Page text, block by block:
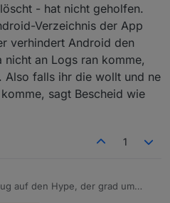
- hat nicht geholfen.
Verzeichnis der App
verhindert Android den
an Logs ran komme,
Also falls ihr die wollt und ne
sagt Bescheid wie
1
auf den Hype, der grad um